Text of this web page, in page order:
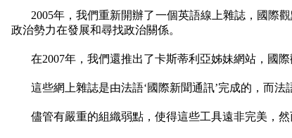
2005年，我們重新開辦了一個英語線上雜誌，國際
政治勢力在發展和尋找政治關係。
在2007年，我們還推出了卡斯蒂利亞姊妹網站，國際
這些網上雜誌是由法語‘國際新聞通訊’完成的，而法
儘管有嚴重的組織弱點，使得這些工具遠非完美，